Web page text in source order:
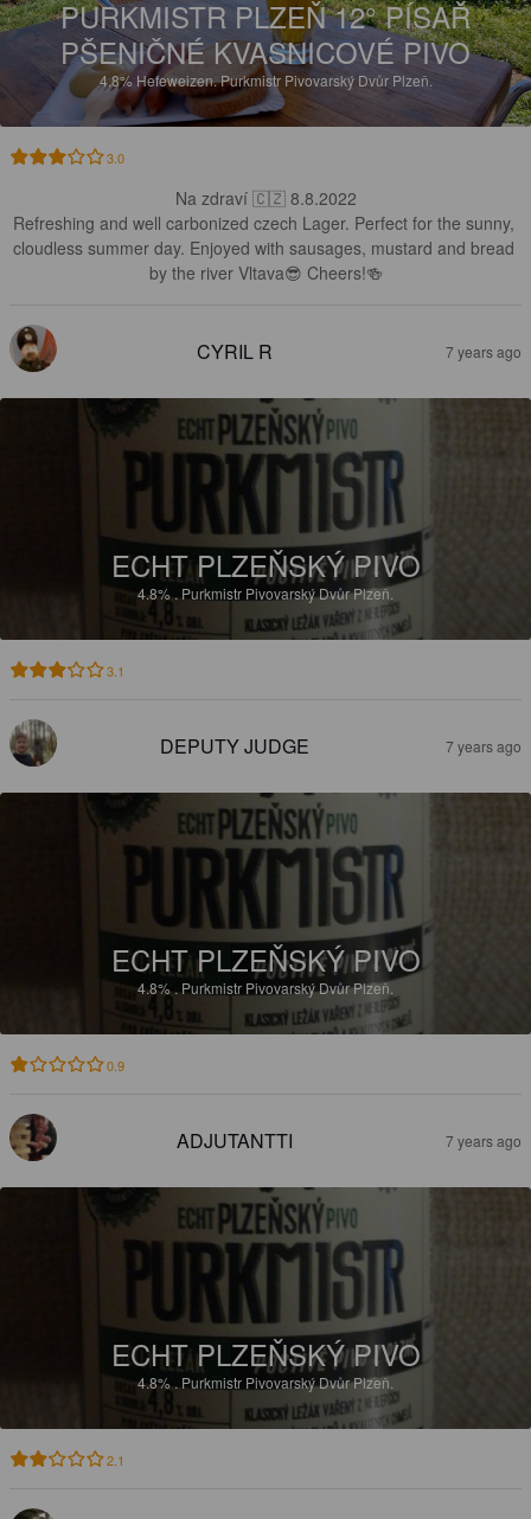
PURKMISTR PLZEŇ 12° PÍSAŘ
PŠENIČNÉ KVASNICOVÉ PIVO
4.8% Hefeweizen.Purkmistr Pivovarský Dvůr Plzeň.
3.0
Na zdraví 🇨🇿 8.8.2022
Refreshing and well carbonized czech Lager. Perfect for the sunny,
cloudless summer day. Enjoyed with sausages, mustard and bread
by the river Vltava😎 Cheers!🍻
CYRIL R 7 years ago
ECHT PLZEŇSKÝ PIVO
4.8% . Purkmistr Pivovarský Dvůr Plzeň.
3.1
DEPUTY JUDGE 7 years ago
ECHT PLZEŇSKÝ PIVO
4.8% . Purkmistr Pivovarský Dvůr Plzeň.
0.9
ADJUTANTTI 7 years ago
ECHT PLZEŇSKÝ PIVO
4.8% . Purkmistr Pivovarský Dvůr Plzeň.
2.1